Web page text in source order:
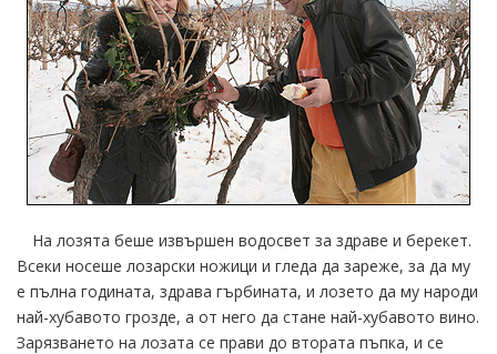
На лозята беше извършен водосвет за здраве и берекет.
Всеки носеше лозарски ножици и гледа да зареже, за да му
е пълна годината, здрава гърбината, и лозето да му народи
най-хубавото грозде, а от него да стане най-хубавото вино.
Зарязването на лозата се прави до втората пъпка, и се